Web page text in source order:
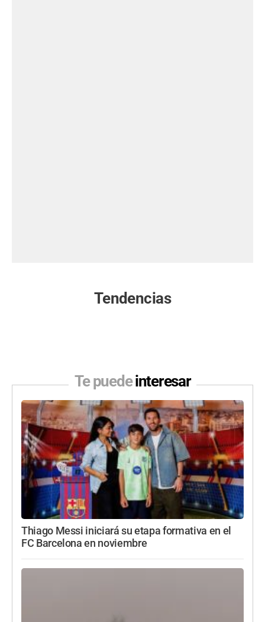
Tendencias
Te puedeinteresar
Thiago Messi iniciará su etapa formativa en el
FC Barcelona en noviembre